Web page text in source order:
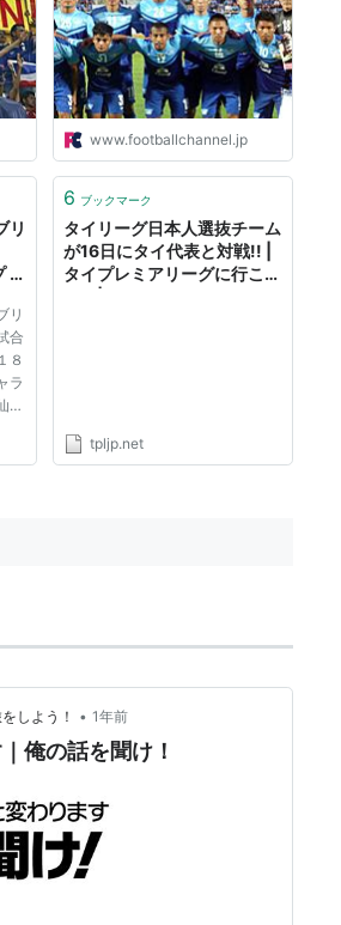
www.footballchannel.jp
リ
-
リ
合
８
ラ
台
6 ブックマーク
タイリーグ日本人選抜チーム
が16日にタイ代表と対戦!! |
タイプレミアリーグに行こ
tpljp.net
しよう！ • 1年前
俺の話を聞け！